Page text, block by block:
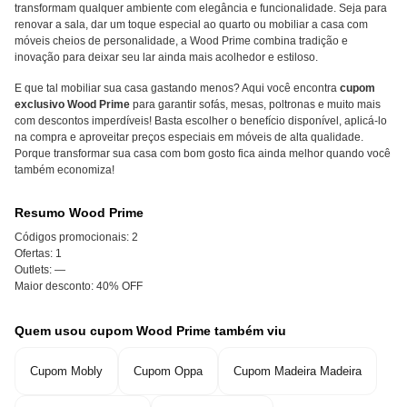
transformam qualquer ambiente com elegância e funcionalidade. Seja para
renovar a sala, dar um toque especial ao quarto ou mobiliar a casa com
móveis cheios de personalidade, a Wood Prime combina tradição e
inovação para deixar seu lar ainda mais acolhedor e estiloso.
E que tal mobiliar sua casa gastando menos? Aqui você encontra cupom
exclusivo Wood Prime para garantir sofás, mesas, poltronas e muito mais
com descontos imperdíveis! Basta escolher o benefício disponível, aplicá-lo
na compra e aproveitar preços especiais em móveis de alta qualidade.
Porque transformar sua casa com bom gosto fica ainda melhor quando você
também economiza!
Resumo Wood Prime
Códigos promocionais: 2
Ofertas: 1
Outlets: —
Maior desconto: 40% OFF
Quem usou cupom Wood Prime também viu
Cupom Mobly Cupom Oppa Cupom Madeira Madeira